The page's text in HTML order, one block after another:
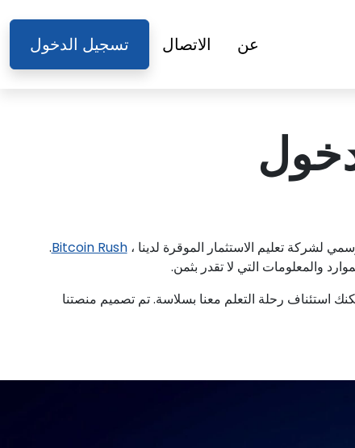
عن الاتصال تسجيل الدخول
لشركة تعليم الاستثمار الموقرة لدينا ،Bitcoin Rush
.
والمعلومات التي لا تقدر بثمن.
استئناف رحلة التعلم معنا بسلاسة. تم تصميم منصتنا